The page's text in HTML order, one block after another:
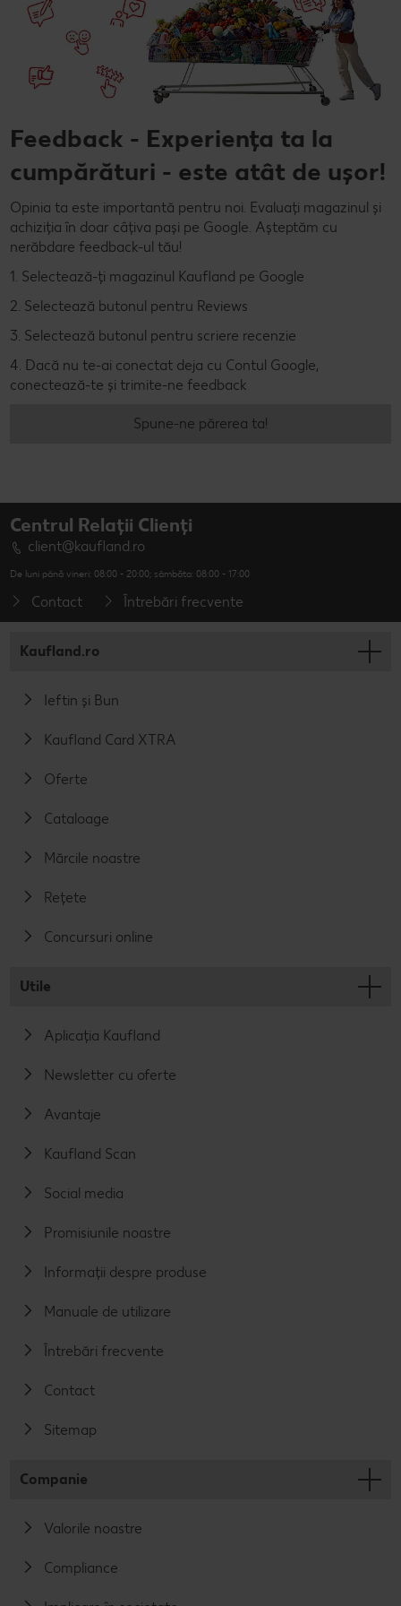
Feedback - Experiența ta la
cumpărături - este atât de ușor!
Opinia ta este importantă pentru noi. Evaluați magazinul și
achiziția în doar câțiva pași pe Google. Așteptăm cu
nerăbdare feedback-ul tău!
1. Selectează-ți magazinul Kaufland pe Google
2. Selectează butonul pentru Reviews
3. Selectează butonul pentru scriere recenzie
4. Dacă nu te-ai conectat deja cu Contul Google,
conectează-te și trimite-ne feedback
Spune-ne părerea ta!
Centrul Relații Clienți
client@kaufland.ro
De luni până vineri: 08:00 - 20:00; sâmbăta: 08:00 - 17:00
Contact Întrebări frecvente
Kaufland.ro
Ieftin și Bun
Kaufland Card XTRA
Oferte
Cataloage
Mărcile noastre
Rețete
Concursuri online
Utile
Aplicația Kaufland
Newsletter cu oferte
Avantaje
Kaufland Scan
Social media
Promisiunile noastre
Informații despre produse
Manuale de utilizare
Întrebări frecvente
Contact
Sitemap
Companie
Valorile noastre
Compliance